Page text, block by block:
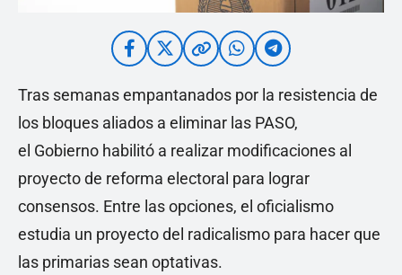
Tras semanas empantanados por la resistencia de
los bloques aliados a eliminar las PASO,
el Gobierno habilitó a realizar modificaciones al
proyecto de reforma electoral para lograr
consensos. Entre las opciones, el oficialismo
estudia un proyecto del radicalismo para hacer que
las primarias sean optativas.